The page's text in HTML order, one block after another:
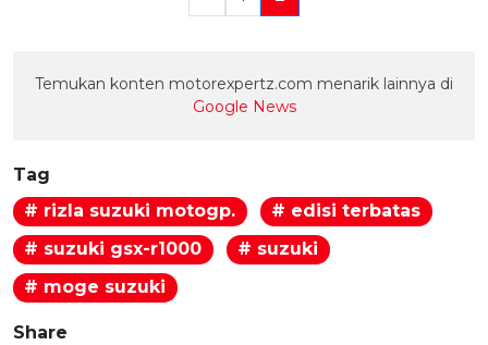
Temukan konten motorexpertz.com menarik lainnya di
Google News
Tag
# rizla suzuki motogp.
# edisi terbatas
# suzuki gsx-r1000
# suzuki
# moge suzuki
Share